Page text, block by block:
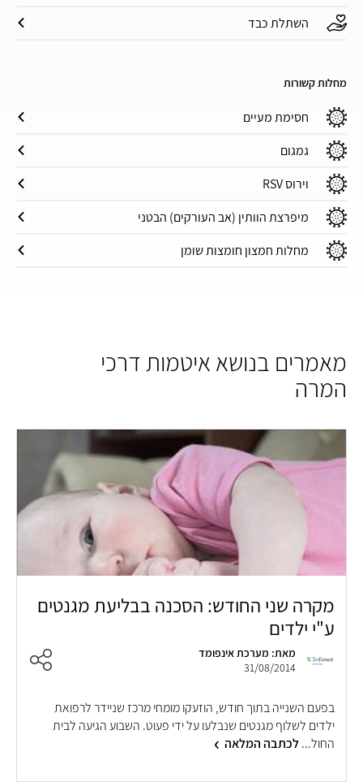
השתלת כבד
מחלות קשורות
חסימת מעיים
גמגום
וירוס RSV
מיפרצת הוותין (אב העורקים) הבטני
מחלות חמצון חומצות שומן
מאמרים בנושא איטמות דרכי
המרה
מקרה שני החודש: הסכנה בבליעת מגנטים
ע"י ילדים
מאת: מערכת אינפומד
31/08/2014
בפעם השנייה בתוך חודש, הוזעקו מומחי מרכז שניידר לרפואת
ילדים לשלוף מגנטים שנבלעו על ידי פעוט. השבוע הגיעה לבית
החול...לכתבה המלאה